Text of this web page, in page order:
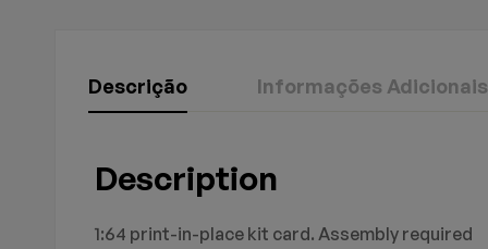
Descrição Informações Adicionais
Description
1:64 print-in-place kit card. Assembly required
Peso
1 kg
0Perguntas